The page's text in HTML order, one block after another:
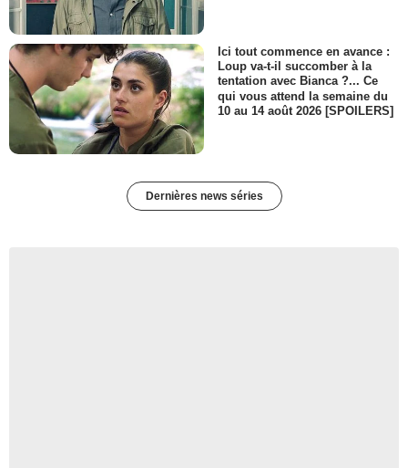
Ici tout commence en avance :
Loup va-t-il succomber à la
tentation avec Bianca ?... Ce
qui vous attend la semaine du
10 au 14 août 2026 [SPOILERS]
Dernières news séries